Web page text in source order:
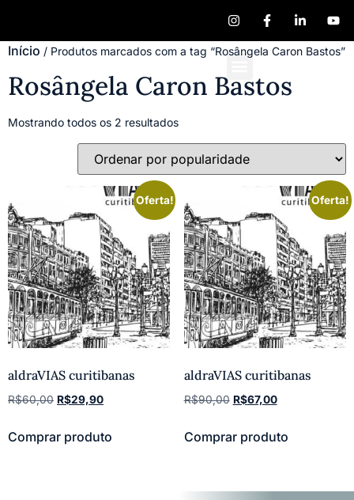
Início / Produtos marcados com a tag “Rosângela Caron Bastos”
Rosângela Caron Bastos
Mostrando todos os 2 resultados
Oferta!
aldraVIAS curitibanas
R$60,00 R$29,90
Comprar produto
Oferta!
aldraVIAS curitibanas
R$90,00 R$67,00
Comprar produto